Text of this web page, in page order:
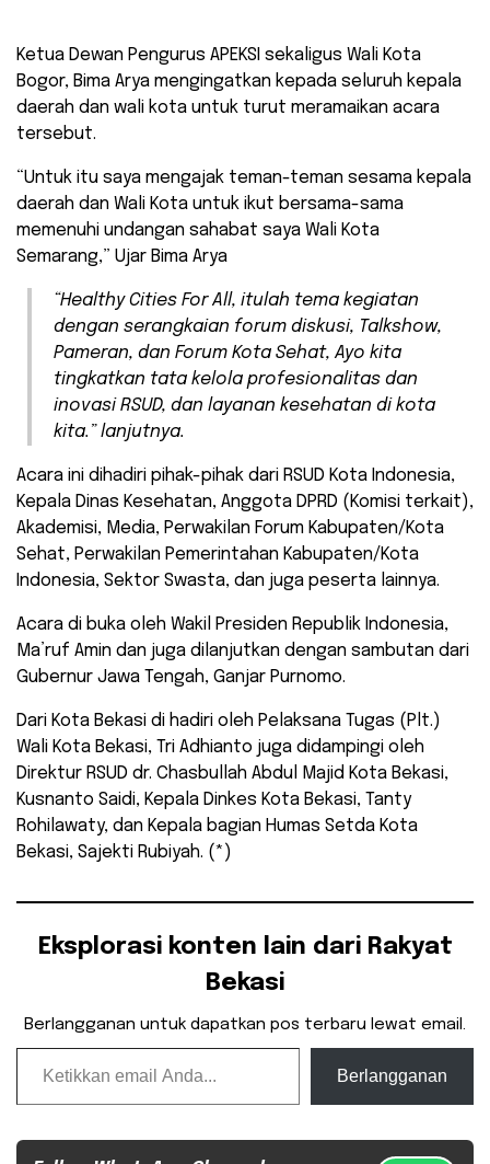
Ketua Dewan Pengurus APEKSI sekaligus Wali Kota
Bogor, Bima Arya mengingatkan kepada seluruh kepala
daerah dan wali kota untuk turut meramaikan acara
tersebut.
“Untuk itu saya mengajak teman-teman sesama kepala
daerah dan Wali Kota untuk ikut bersama-sama
memenuhi undangan sahabat saya Wali Kota
Semarang,” Ujar Bima Arya
“Healthy Cities For All, itulah tema kegiatan
dengan serangkaian forum diskusi, Talkshow,
Pameran, dan Forum Kota Sehat, Ayo kita
tingkatkan tata kelola profesionalitas dan
inovasi RSUD, dan layanan kesehatan di kota
kita.” lanjutnya.
Acara ini dihadiri pihak-pihak dari RSUD Kota Indonesia,
Kepala Dinas Kesehatan, Anggota DPRD (Komisi terkait),
Akademisi, Media, Perwakilan Forum Kabupaten/Kota
Sehat, Perwakilan Pemerintahan Kabupaten/Kota
Indonesia, Sektor Swasta, dan juga peserta lainnya.
Acara di buka oleh Wakil Presiden Republik Indonesia,
Ma’ruf Amin dan juga dilanjutkan dengan sambutan dari
Gubernur Jawa Tengah, Ganjar Purnomo.
Dari Kota Bekasi di hadiri oleh Pelaksana Tugas (Plt.)
Wali Kota Bekasi, Tri Adhianto juga didampingi oleh
Direktur RSUD dr. Chasbullah Abdul Majid Kota Bekasi,
Kusnanto Saidi, Kepala Dinkes Kota Bekasi, Tanty
Rohilawaty, dan Kepala bagian Humas Setda Kota
Bekasi, Sajekti Rubiyah. (*)
Eksplorasi konten lain dari Rakyat
Bekasi
Berlangganan untuk dapatkan pos terbaru lewat email.
Ketikkan email Anda...
Berlangganan